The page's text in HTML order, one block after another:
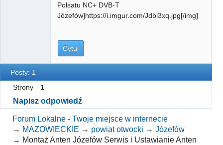
Polsatu NC+ DVB-T
Józefów]https://i.imgur.com/Jdbl3xq.jpg[/img]
Cytuj
Posty: 1
Strony
1
Napisz odpowiedź
Forum Lokalne - Twoje miejsce w internecie
→ MAZOWIECKIE → powiat otwocki →Józefów
→ Montaż Anten Józefów Serwis i Ustawianie Anten